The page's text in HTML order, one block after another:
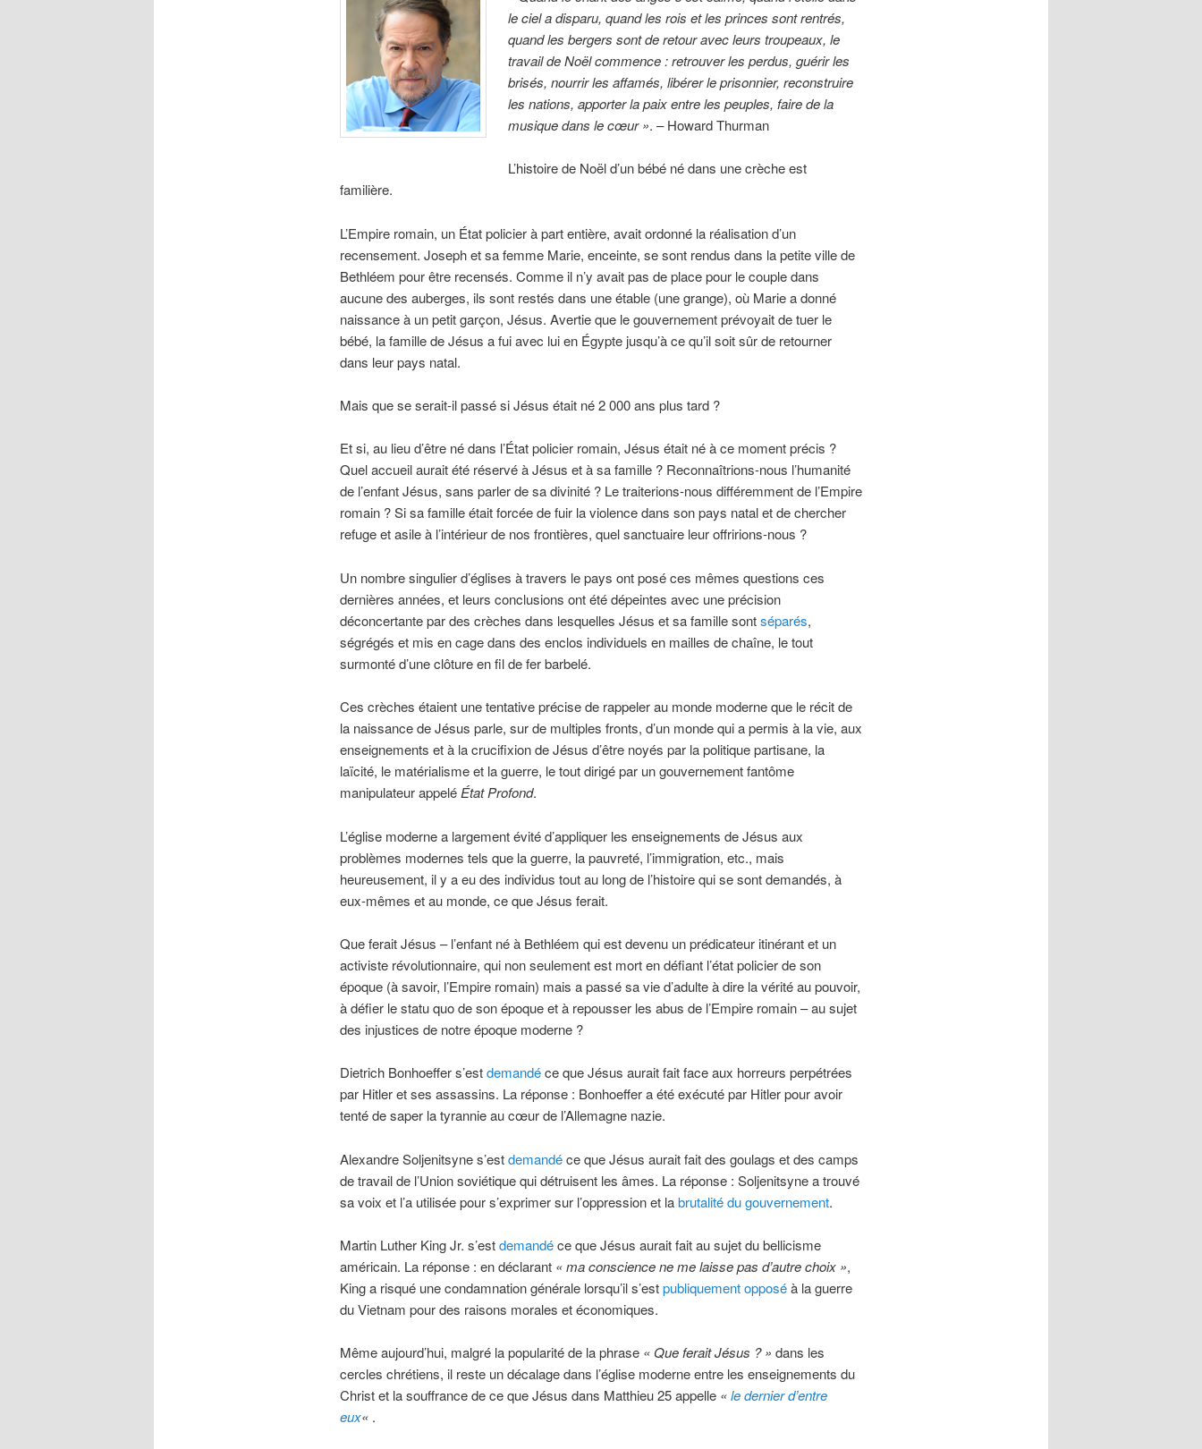
le ciel a disparu, quand les rois et les princes sont rentrés,
quand les bergers sont de retour avec leurs troupeaux, le
travail de Noël commence : retrouver les perdus, guérir les
brisés, nourrir les affamés, libérer le prisonnier, reconstruire
les nations, apporter la paix entre les peuples, faire de la
musique dans le cœur ». – Howard Thurman
L’histoire de Noël d’un bébé né dans une crèche est
familière.
L’Empire romain, un État policier à part entière, avait ordonné la réalisation d’un
recensement. Joseph et sa femme Marie, enceinte, se sont rendus dans la petite ville de
Bethléem pour être recensés. Comme il n’y avait pas de place pour le couple dans
aucune des auberges, ils sont restés dans une étable (une grange), où Marie a donné
naissance à un petit garçon, Jésus. Avertie que le gouvernement prévoyait de tuer le
bébé, la famille de Jésus a fui avec lui en Égypte jusqu’à ce qu’il soit sûr de retourner
dans leur pays natal.
Mais que se serait-il passé si Jésus était né 2 000 ans plus tard ?
Et si, au lieu d’être né dans l’État policier romain, Jésus était né à ce moment précis ?
Quel accueil aurait été réservé à Jésus et à sa famille ? Reconnaîtrions-nous l’humanité
de l’enfant Jésus, sans parler de sa divinité ? Le traiterions-nous différemment de l’Empire
romain ? Si sa famille était forcée de fuir la violence dans son pays natal et de chercher
refuge et asile à l’intérieur de nos frontières, quel sanctuaire leur offririons-nous ?
Un nombre singulier d’églises à travers le pays ont posé ces mêmes questions ces
dernières années, et leurs conclusions ont été dépeintes avec une précision
déconcertante par des crèches dans lesquelles Jésus et sa famille sontséparés,
ségrégés et mis en cage dans des enclos individuels en mailles de chaîne, le tout
surmonté d’une clôture en fil de fer barbelé.
Ces crèches étaient une tentative précise de rappeler au monde moderne que le récit de
la naissance de Jésus parle, sur de multiples fronts, d’un monde qui a permis à la vie, aux
enseignements et à la crucifixion de Jésus d’être noyés par la politique partisane, la
laïcité, le matérialisme et la guerre, le tout dirigé par un gouvernement fantôme
manipulateur appeléÉtat Profond.
L’église moderne a largement évité d’appliquer les enseignements de Jésus aux
problèmes modernes tels que la guerre, la pauvreté, l’immigration, etc., mais
heureusement, il y a eu des individus tout au long de l’histoire qui se sont demandés, à
eux-mêmes et au monde, ce que Jésus ferait.
Que ferait Jésus – l’enfant né à Bethléem qui est devenu un prédicateur itinérant et un
activiste révolutionnaire, qui non seulement est mort en défiant l’état policier de son
époque (à savoir, l’Empire romain) mais a passé sa vie d’adulte à dire la vérité au pouvoir,
à défier le statu quo de son époque et à repousser les abus de l’Empire romain – au sujet
des injustices de notre époque moderne ?
Dietrich Bonhoeffer s’estdemandéce que Jésus aurait fait face aux horreurs perpétrées
par Hitler et ses assassins. La réponse : Bonhoeffer a été exécuté par Hitler pour avoir
tenté de saper la tyrannie au cœur de l’Allemagne nazie.
Alexandre Soljenitsyne s’estdemandéce que Jésus aurait fait des goulags et des camps
de travail de l’Union soviétique qui détruisent les âmes. La réponse : Soljenitsyne a trouvé
sa voix et l’a utilisée pour s’exprimer sur l’oppression et labrutalité du gouvernement.
Martin Luther King Jr. s’estdemandéce que Jésus aurait fait au sujet du bellicisme
américain. La réponse : en déclarant « ma conscience ne me laisse pas d’autre choix »,
King a risqué une condamnation générale lorsqu’il s’estpubliquement opposéà la guerre
du Vietnam pour des raisons morales et économiques.
Même aujourd’hui, malgré la popularité de la phrase « Que ferait Jésus ? » dans les
cercles chrétiens, il reste un décalage dans l’église moderne entre les enseignements du
Christ et la souffrance de ce que Jésus dans Matthieu 25 appelle «le dernier d’entre
eux« .